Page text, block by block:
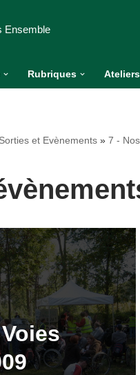
Ensemble
Rubriques Ateliers
et Evènements » 7 -